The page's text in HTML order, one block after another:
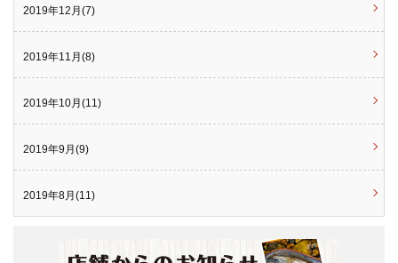
2019年12月(7)
2019年11月(8)
2019年10月(11)
2019年9月(9)
2019年8月(11)